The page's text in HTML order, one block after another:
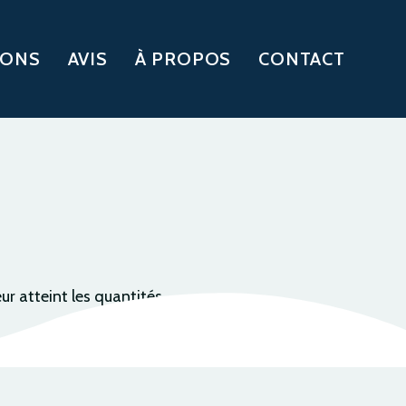
AVIS À PROPOS CONTACT
atteint les quantités